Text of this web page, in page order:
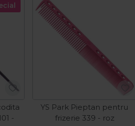
-
YS Park Pieptan pentru
frizerie 339 - roz